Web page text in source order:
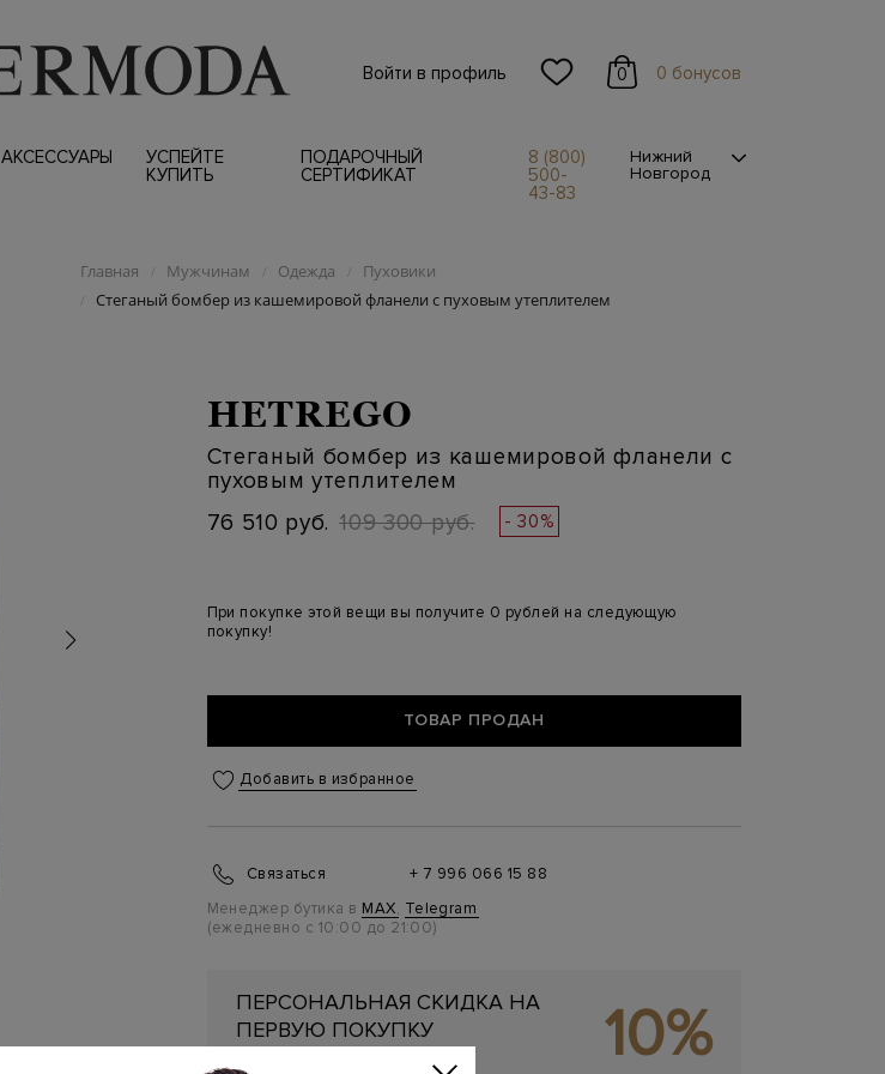
Войти в профиль 0 0 бонусов
АКСЕССУАРЫ
УСПЕЙТЕ
КУПИТЬ
ПОДАРОЧНЫЙ
СЕРТИФИКАТ
8 (800)
500-
43-83
Нижний
Новгород
Главная / Мужчинам / Одежда / Пуховики
/ Стеганый бомбер из кашемировой фланели с пуховым утеплителем
HETREGO
Стеганый бомбер из кашемировой фланели с
пуховым утеплителем
76 510 руб. 109 300 руб. - 30%
При покупке этой вещи вы получите 0 рублей на следующую
покупку!
ТОВАР ПРОДАН
Добавить в избранное
Связаться
+ 7 996 066 15 88
Менеджер бутика в MAX, Telegram
(ежедневно с 10:00 до 21:00)
ПЕРСОНАЛЬНАЯ СКИДКА НА
ПЕРВУЮ ПОКУПКУ
Подробнее 10%